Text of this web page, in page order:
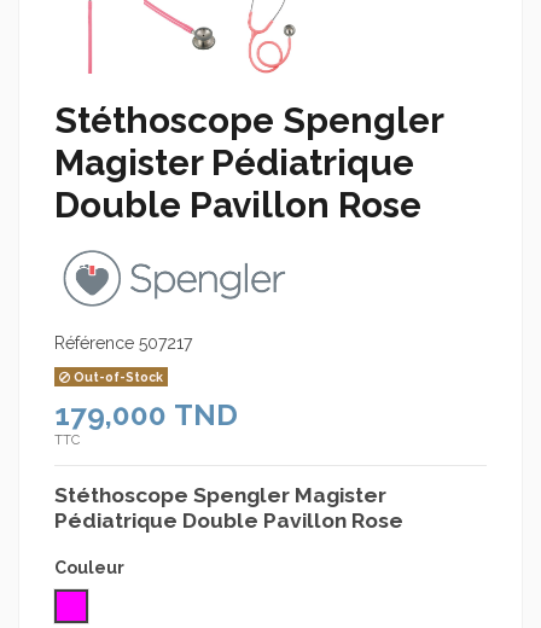
Stéthoscope Spengler
Magister Pédiatrique
Double Pavillon Rose
Référence 507217
Out-of-Stock
179,000 TND
TTC
Stéthoscope Spengler Magister
Pédiatrique Double Pavillon Rose
Couleur